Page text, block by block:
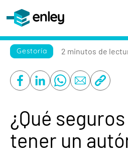
Servicios destacados
Otros servicios
Nosotros
Casos de éxito
Gestoría 2 minutos de
¿Qué
tener un